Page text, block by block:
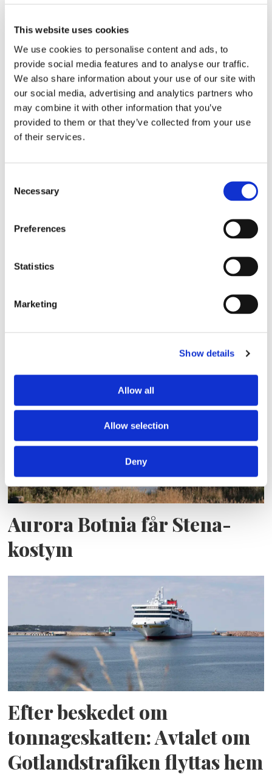
This website uses cookies
We use cookies to personalise content and ads, to
provide social media features and to analyse our traffic.
We also share information about your use of our site with
our social media, advertising and analytics partners who
may combine it with other information that you’ve
provided to them or that they’ve collected from your use
of their services.
Selection
Necessary
Preferences
Statistics
Marketing
Show details
Allow all
Allow selection
Deny
Aurora Botnia får Stena-
kostym
Efter beskedet om
tonnageskatten: Avtalet om
Gotlandstrafiken flyttas hem